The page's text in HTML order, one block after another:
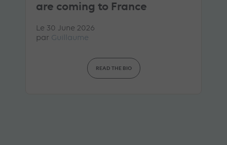
are coming to France
Le 30 June 2026
par Guillaume
READ THE BIO